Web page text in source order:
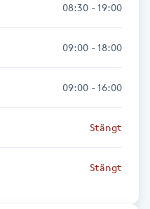
08:30 - 19:00
09:00 - 18:00
09:00 - 16:00
Stängt
Stängt